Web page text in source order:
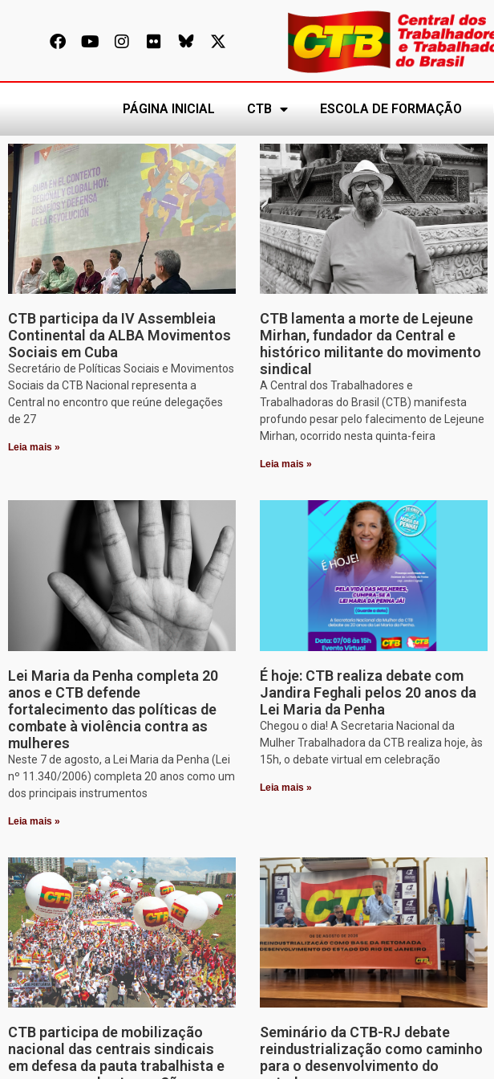
PÁGINA INICIAL CTB ESCOLA DE FORMAÇÃO
CTB participa da IV Assembleia
Continental da ALBA Movimentos
Sociais em Cuba
Secretário de Políticas Sociais e Movimentos
Sociais da CTB Nacional representa a
Central no encontro que reúne delegações
de 27
Leia mais »
CTB lamenta a morte de Lejeune
Mirhan, fundador da Central e
histórico militante do movimento
sindical
A Central dos Trabalhadores e
Trabalhadoras do Brasil (CTB) manifesta
profundo pesar pelo falecimento de Lejeune
Mirhan, ocorrido nesta quinta-feira
Leia mais »
Lei Maria da Penha completa 20
anos e CTB defende
fortalecimento das políticas de
combate à violência contra as
mulheres
Neste 7 de agosto, a Lei Maria da Penha (Lei
nº 11.340/2006) completa 20 anos como um
dos principais instrumentos
Leia mais »
É hoje: CTB realiza debate com
Jandira Feghali pelos 20 anos da
Lei Maria da Penha
Chegou o dia! A Secretaria Nacional da
Mulher Trabalhadora da CTB realiza hoje, às
15h, o debate virtual em celebração
Leia mais »
CTB participa de mobilização
nacional das centrais sindicais
em defesa da pauta trabalhista e
Seminário da CTB-RJ debate
reindustrialização como caminho
para o desenvolvimento do